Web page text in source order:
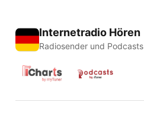
Internetradio Hören
Radiosender und Podcasts